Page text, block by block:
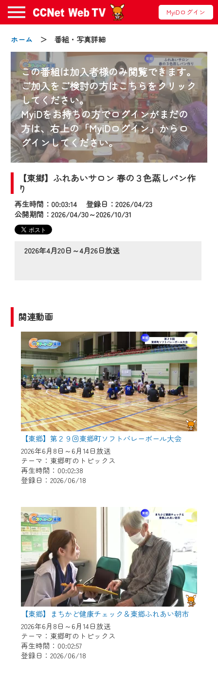
MyiDログイン
ホーム ＞ 番組・写真詳細
この番組は加入者様のみ閲覧できます。
ご加入をご検討の方はこちらをクリック
してください。
MyiDをお持ちの方でログインがまだの
方は、右上の「MyiDログイン」からロ
グインしてください。
【東郷】ふれあいサロン 春の３色蒸しパン作
り
再生時間：00:03:14 登録日：2026/04/23
公開期間：2026/04/30～2026/10/31
2026年4月20日～4月26日放送
関連動画
【東郷】第２９回東郷町ソフトバレーボール大会
2026年6月8日～6月14日放送
テーマ：東郷町のトピックス
再生時間：00:02:38
登録日：2026/06/18
【東郷】まちかど健康チェック＆東郷ふれあい朝市
2026年6月8日～6月14日放送
テーマ：東郷町のトピックス
再生時間：00:02:57
登録日：2026/06/18
お知らせ
2024/09/02
動画配信サービス『CCNet Web TV』は2024
年9月24日からリニューアルします！
【変更点】
◆デザイン変更により、お住まいの地域
の動画コンテンツが一目瞭然。
◆当社アプリやＰＣブラウザから、いつ
でも・どこでも・外出先でも！
2024年9月24日からはご加入者様へのサー
ビス向上のため、
『CCNet Web TV』を利用いただくには、
一部コンテンツを除き、
CCNetサービスへの加入と『CCNetマイ
ページ※』へのログインが必要となりま
す。
何卒、ご理解ご了承の程よろしくお願い
いたします。
※マイページへのログインには、MyIDが必
要となります。
※MyIDとは、CCNet Web TVを含むCCNetの
各種サービスをご利用頂くためのIDです。
（GmailやYahooなどのフリーメールアドレ
スでも作成可能です）
※マイページへのログイン・MyIDの新規登
録はこちらから
※CCNetアプリをご利用中の方は引き続き
ご視聴いただけます。
＜メンテナンス情報＞
CCNetWebTVのリニューアルにともないメ
ンテナンス作業を予定しています。
日時 9/24 9:30～16:30